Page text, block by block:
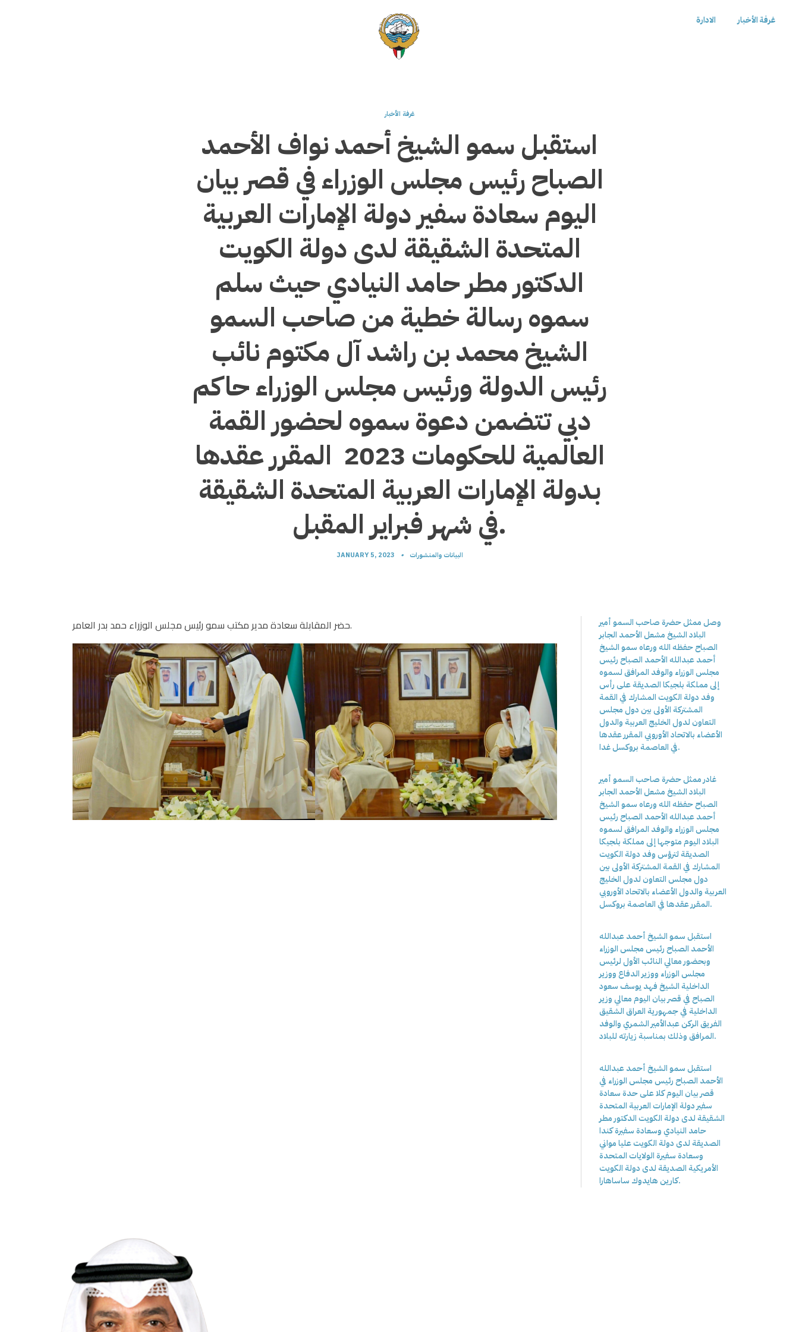
الادارة غرفة الأخبار
غرفة الأخبار
استقبل سمو الشيخ أحمد نواف الأحمد
الصباح رئيس مجلس الوزراء في قصر بيان
اليوم سعادة سفير دولة الإمارات العربية
المتحدة الشقيقة لدى دولة الكويت
الدكتور مطر حامد النيادي حيث سلم
سموه رسالة خطية من صاحب السمو
الشيخ محمد بن راشد آل مكتوم نائب
رئيس الدولة ورئيس مجلس الوزراء حاكم
دبي تتضمن دعوة سموه لحضور القمة
العالمية للحكومات 2023 المقرر عقدها
بدولة الإمارات العربية المتحدة الشقيقة
في شهر فبراير المقبل.
JANUARY 5, 2023 • البيانات والمنشورات
حضر المقابلة سعادة مدير مكتب سمو رئيس مجلس الوزراء حمد بدر العامر.
وصل ممثل حضرة صاحب السمو أمير
البلاد الشيخ مشعل الأحمد الجابر
الصباح حفظه الله ورعاه سمو الشيخ
أحمد عبدالله الأحمد الصباح رئيس
مجلس الوزراء والوفد المرافق لسموه
إلى مملكة بلجيكا الصديقة على رأس
وفد دولة الكويت المشارك في القمة
المشتركة الأولى بين دول مجلس
التعاون لدول الخليج العربية والدول
الأعضاء بالاتحاد الأوروبي المقرر عقدها
في العاصمة بروكسل غدا.
غادر ممثل حضرة صاحب السمو أمير
البلاد الشيخ مشعل الأحمد الجابر
الصباح حفظه الله ورعاه سمو الشيخ
أحمد عبدالله الأحمد الصباح رئيس
مجلس الوزراء والوفد المرافق لسموه
البلاد اليوم متوجها إلى مملكة بلجيكا
الصديقة لترؤس وفد دولة الكويت
المشارك في القمة المشتركة الأولى بين
دول مجلس التعاون لدول الخليج
العربية والدول الأعضاء بالاتحاد الأوروبي
المقرر عقدها في العاصمة بروكسل.
استقبل سمو الشيخ أحمد عبدالله
الأحمد الصباح رئيس مجلس الوزراء
وبحضور معالي النائب الأول لرئيس
مجلس الوزراء ووزير الدفاع ووزير
الداخلية الشيخ فهد يوسف سعود
الصباح في قصر بيان اليوم معالي وزير
الداخلية في جمهورية العراق الشقيق
الفريق الركن عبدالأمير الشمري والوفد
المرافق وذلك بمناسبة زيارته للبلاد.
استقبل سمو الشيخ أحمد عبدالله
الأحمد الصباح رئيس مجلس الوزراء في
قصر بيان اليوم كلا على حدة سعادة
سفير دولة الإمارات العربية المتحدة
الشقيقة لدى دولة الكويت الدكتور مطر
حامد النيادي وسعادة سفيرة كندا
الصديقة لدى دولة الكويت عليا مواني
وسعادة سفيرة الولايات المتحدة
الأمريكية الصديقة لدى دولة الكويت
كارين هايدوك ساساهارا.